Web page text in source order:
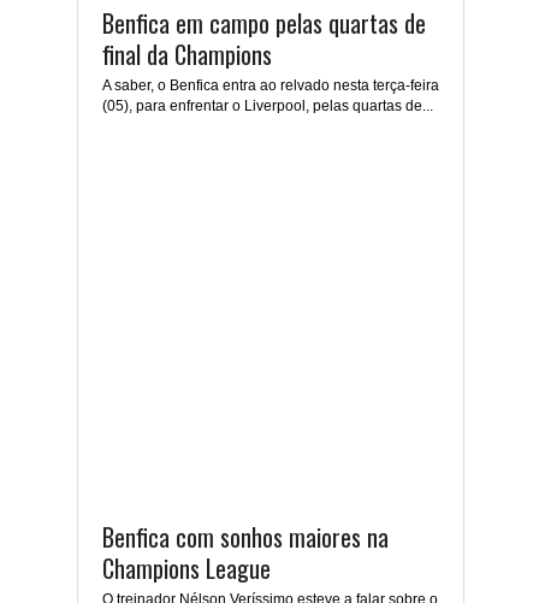
Benfica em campo pelas quartas de
final da Champions
A saber, o Benfica entra ao relvado nesta terça-feira
(05), para enfrentar o Liverpool, pelas quartas de...
Benfica com sonhos maiores na
Champions League
O treinador Nélson Veríssimo esteve a falar sobre o